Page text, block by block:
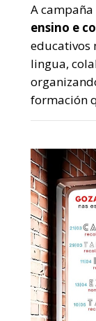
A
ensino e
educativos
lingua,
formación